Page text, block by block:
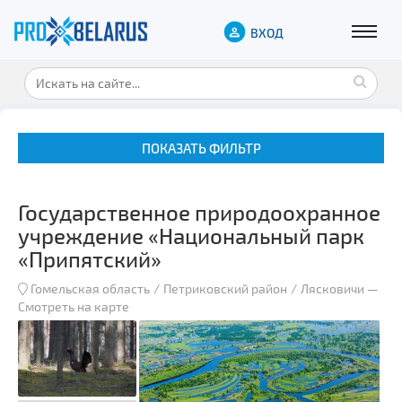
ВХОД
ПОКАЗАТЬ ФИЛЬТР
Музеи
Замки и дворцы
Военная история
Гражданская архитектура
Государственное природоохранное
учреждение «Национальный парк
«Припятский»
Гомельская область Петриковский район Лясковичи —
Смотреть на карте